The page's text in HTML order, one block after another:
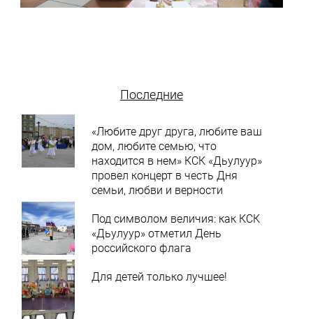
Последние
«Любите друг друга, любите ваш
дом, любите семью, что
находится в нем» КСК «Дьулуур»
провел концерт в честь Дня
семьи, любви и верности
Под символом величия: как КСК
«Дьулуур» отметил День
российского флага
Для детей только лучшее!